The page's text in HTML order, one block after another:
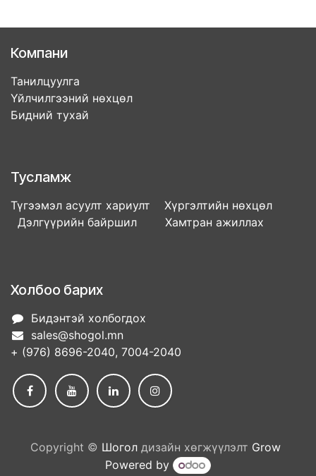
Компани
Танилцуулга
Үйлчилгээний нөхцөл
Бидний тухай
Тусламж
Түгээмэл асуулт хариулт Хүргэлтийн нөхцөл
Дэлгүүрийн байршил Хамтран ажиллах
Холбоо барих
Бидэнтэй холбогдох
sales@shogol.mn
+ (976) 8696-2040, 7004-2040
Copyright © Шоголдизайн хөгжүүлэлт Grow
Powered by